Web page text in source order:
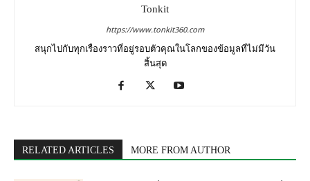
Tonkit
https://www.tonkit360.com
สนุกไปกับทุกเรื่องราวที่อยู่รอบตัวคุณในโลกของข้อมูลที่ไม่มีวัน
สิ้นสุด
RELATED ARTICLES MORE FROM AUTHOR